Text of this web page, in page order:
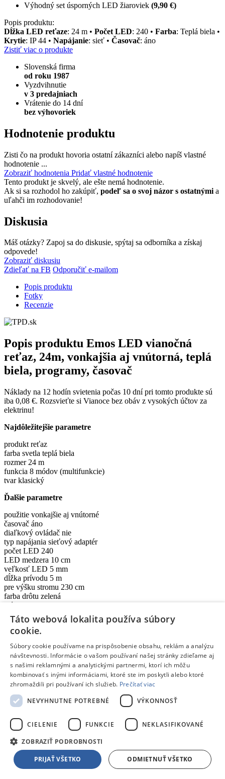
Výhodný set úsporných LED žiaroviek (9,90 €)
Popis produktu:
Dĺžka LED reťaze: 24 m • Počet LED: 240 • Farba: Teplá biela •
Krytie: IP 44 • Napájanie: sieť • Časovač: áno
Zistiť viac o produkte
Slovenská firma
od roku 1987
Vyzdvihnutie
v 3 predajniach
Vrátenie do 14 dní
bez výhovoriek
Hodnotenie produktu
Zisti čo na produkt hovoria ostatní zákazníci alebo napíš vlastné
hodnotenie ...
Zobraziť hodnotenia Pridať vlastné hodnotenie
Tento produkt je skvelý, ale ešte nemá hodnotenie.
Ak si sa rozhodol ho zakúpiť, podeľ sa o svoj názor s ostatnými a
uľahči im rozhodovanie!
Diskusia
Máš otázky? Zapoj sa do diskusie, spýtaj sa odborníka a získaj
odpovede!
Zobraziť diskusiu
Zdieľať na FB Odporučiť e-mailom
Popis produktu
Fotky
Recenzie
Popis produktu Emos LED vianočná
reťaz, 24m, vonkajšia aj vnútorná, teplá
biela, programy, časovač
Náklady na 12 hodín svietenia počas 10 dní pri tomto produkte sú
iba 0,08 €. Rozsvieťte si Vianoce bez obáv z vysokých účtov za
elektrinu!
Najdôležitejšie parametre
produkt reťaz
farba svetla teplá biela
rozmer 24 m
funkcia 8 módov (multifunkcie)
tvar klasický
Ďalšie parametre
použitie vonkajšie aj vnútorné
časovač áno
diaľkový ovládač nie
typ napájania sieťový adaptér
počet LED 240
LED medzera 10 cm
veľkosť LED 5 mm
dĺžka prívodu 5 m
pre výšku stromu 230 cm
farba drôtu zelená
príkon 3,6 W
vstupné napätie 230 V AC
výstupné napätie 31 V DC
možnosť prepojenia nie
životnosť 10 000 hodín
materiál PVC
záručná doba 2 roky
Parametre produktu
Typ:
Reťaz
Farba svetla:
Teplá biela
Počet LED:
240
Dĺžka LED
24 m
Táto webová lokalita používa súbory
cookie.
Súbory cookie používame na prispôsobenie obsahu, reklám a analýzu
návštevnosti. Informácie o vašom používaní našej stránky zdieľame aj
s našimi reklamnými a analytickými partnermi, ktorí ich môžu
kombinovať s inými informáciami, ktoré ste im poskytli alebo ktoré
zhromaždili pri používaní ich služieb. Prečítať viac
NEVYHNUTNE POTREBNÉ
VÝKONNOSŤ
CIELENIE FUNKCIE NEKLASIFIKOVANÉ
ZOBRAZIŤ PODROBNOSTI
PRIJAŤ VŠETKO ODMIETNUŤ VŠETKO